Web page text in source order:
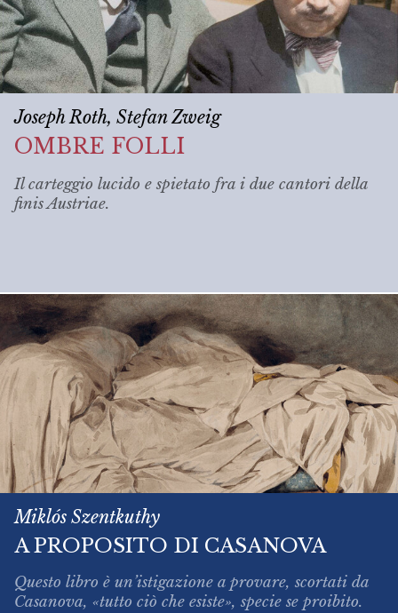
Joseph Roth, Stefan Zweig
OMBRE FOLLI
Il carteggio lucido e spietato fra i due cantori della
finis Austriae.
Miklós Szentkuthy
A PROPOSITO DI CASANOVA
Questo libro è un’istigazione a provare, scortati da
Casanova, «tutto ciò che esiste», specie se proibito.